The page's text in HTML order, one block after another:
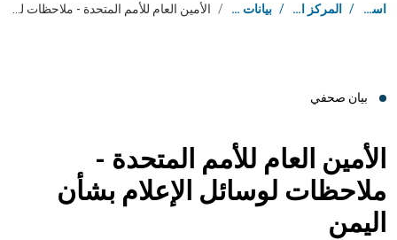
مسار التنقل
استقبال / المركز الإعلامي / بيانات صحفية /
بيان صحفي
الأمين العام للأمم المتحدة -
ملاحظات لوسائل الإعلام بشأن
اليمن